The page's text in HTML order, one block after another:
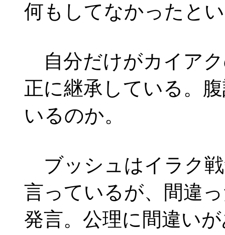
何もしてなかったと
自分だけがカイア
正に継承している。
いるのか。
ブッシュはイラク
言っているが、間違
発言。公理に間違い